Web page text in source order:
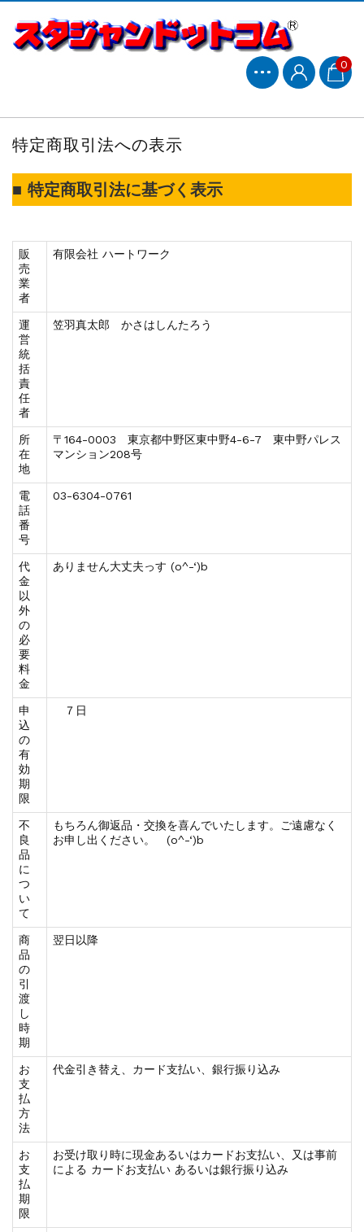
0
特定商取引法への表示
■ 特定商取引法に基づく表示
販
売
業
者
有限会社 ハートワーク
運
営
統
括
責
任
者
笠羽真太郎 かさはしんたろう
所
在
地
〒164-0003 東京都中野区東中野4-6-7 東中野パレス
マンション208号
電
話
番
号
03-6304-0761
代
金
以
外
の
必
要
料
金
ありません大丈夫っす (o^-‘)b
申
込
の
有
効
期
限
７日
不
良
品
に
つ
い
て
もちろん御返品・交換を喜んでいたします。ご遠慮なく
お申し出ください。 (o^-‘)b
商
品
の
引
渡
し
時
期
翌日以降
お
支
払
方
法
代金引き替え、カード支払い、銀行振り込み
お
支
払
期
限
お受け取り時に現金あるいはカードお支払い、又は事前
による カードお支払い あるいは銀行振り込み